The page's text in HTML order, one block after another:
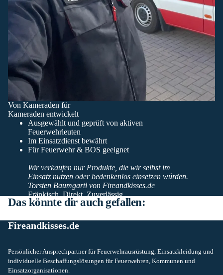
Von Kameraden für
Kameraden entwickelt
Ausgewählt und geprüft von aktiven
Feuerwehrleuten
Im Einsatzdienst bewährt
Für Feuerwehr & BOS geeignet
Wir verkaufen nur Produkte, die wir selbst im
Einsatz nutzen oder bedenkenlos einsetzen würden.
Torsten Baumgartl von Fireandkisses.de
Fränkisch. Direkt. Zuverlässig.
Das könnte dir auch gefallen:
Fireandkisses.de
Persönlicher Ansprechpartner für Feuerwehrausrüstung, Einsatzkleidung und
individuelle Beschaffungslösungen für Feuerwehren, Kommunen und
Einsatzorganisationen.